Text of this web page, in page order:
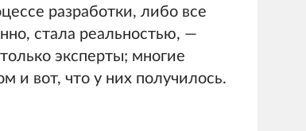
разработки, либо все
стала реальностью, —
эксперты; многие
и вот, что у них получилось.